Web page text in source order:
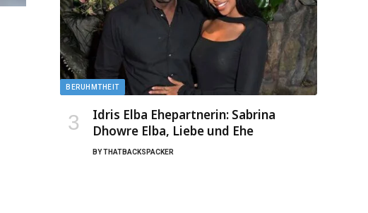
BERUHMTHEIT
Idris Elba Ehepartnerin: Sabrina
Dhowre Elba, Liebe und Ehe
BYTHATBACKSPACKER